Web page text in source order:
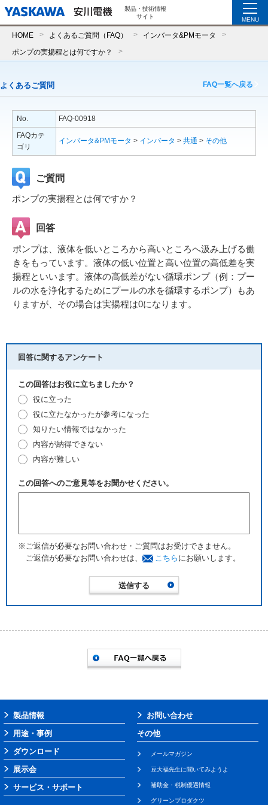
製品・技術情報
サイト
MENU
HOME よくあるご質問（FAQ） インバータ&PMモータ
ポンプの実揚程とは何ですか？
よくあるご質問 FAQ一覧へ戻る
No.
FAQ-00918
FAQカテ
ゴリ
インバータ&PMモータ > インバータ > 共通 > その他
ご質問
ポンプの実揚程とは何ですか？
回答
ポンプは、液体を低いところから高いところへ汲み上げる働
きをもっています。液体の低い位置と高い位置の高低差を実
揚程といいます。液体の高低差がない循環ポンプ（例：プー
ルの水を浄化するためにプールの水を循環するポンプ）もあ
りますが、その場合は実揚程は0になります。
回答に関するアンケート
この回答はお役に立ちましたか？
役に立った
役に立たなかったが参考になった
知りたい情報ではなかった
内容が納得できない
内容が難しい
この回答へのご意見等をお聞かせください。
※ご返信が必要なお問い合わせ・ご質問はお受けできません。
ご返信が必要なお問い合わせは、
こちら にお願いします。
製品情報
用途・事例
ダウンロード
展示会
サービス・サポート
お問い合わせ
その他
メールマガジン
豆大福先生に聞いてみようよ
補助金・税制優遇情報
グリーンプロダクツ